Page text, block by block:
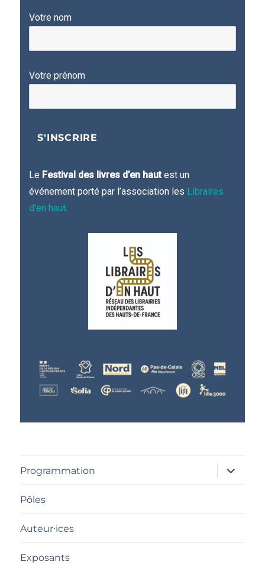
Votre nom
Votre prénom
Le Festival des livres d’en hautest un
événement porté par l’association les Libraires
d'en haut.
Programmation
ouvrir
le
sous-
Pôles
Auteur⸱ices
Exposants